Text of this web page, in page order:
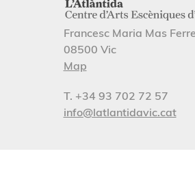
Francesc Maria Mas
08500 Vic
Map
T. +34 93 702 72 57
info@latlantidavic.cat